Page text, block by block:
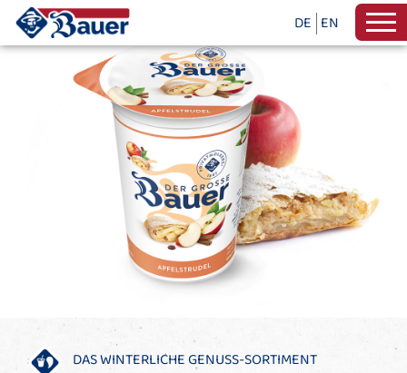
DE EN
DAS WINTERLICHE GENUSS-SORTIMENT